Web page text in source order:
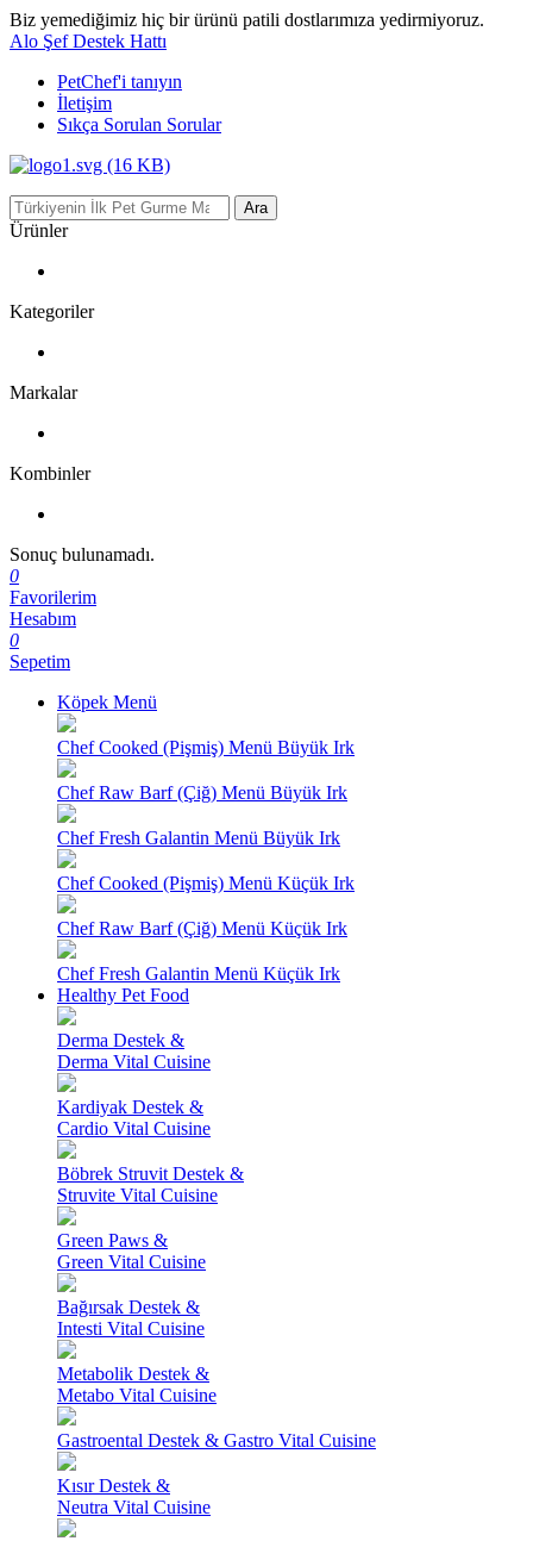
Biz yemediğimiz hiç bir ürünü patili dostlarımıza yedirmiyoruz.
Alo Şef Destek Hattı
PetChef'i tanıyın
İletişim
Sıkça Sorulan Sorular
Ara
Ürünler
Kategoriler
Markalar
Kombinler
Sonuç bulunamadı.
0
Favorilerim
Hesabım
0
Sepetim
Köpek Menü
Chef Cooked (Pişmiş) Menü Büyük Irk
Chef Raw Barf (Çiğ) Menü Büyük Irk
Chef Fresh Galantin Menü Büyük Irk
Chef Cooked (Pişmiş) Menü Küçük Irk
Chef Raw Barf (Çiğ) Menü Küçük Irk
Chef Fresh Galantin Menü Küçük Irk
Healthy Pet Food
Derma Destek &
Derma Vital Cuisine
Kardiyak Destek &
Cardio Vital Cuisine
Böbrek Struvit Destek &
Struvite Vital Cuisine
Green Paws &
Green Vital Cuisine
Bağırsak Destek &
Intesti Vital Cuisine
Metabolik Destek &
Metabo Vital Cuisine
Gastroental Destek & Gastro Vital Cuisine
Kısır Destek &
Neutra Vital Cuisine